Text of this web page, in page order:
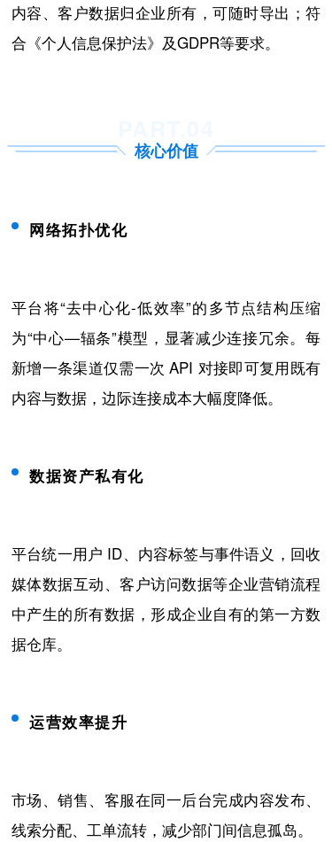
内容、客户数据归企业所有，可随时导出；符
合《个人信息保护法》及GDPR等要求。
核心价值
网络拓扑优化
平台将“去中心化-低效率”的多节点结构压缩
为“中心—辐条”模型，显著减少连接冗余。每
新增一条渠道仅需一次 API 对接即可复用既有
内容与数据，边际连接成本大幅度降低。
数据资产私有化
平台统一用户 ID、内容标签与事件语义，回收
媒体数据互动、客户访问数据等企业营销流程
中产生的所有数据，形成企业自有的第一方数
据仓库。
运营效率提升
市场、销售、客服在同一后台完成内容发布、
线索分配、工单流转，减少部门间信息孤岛。